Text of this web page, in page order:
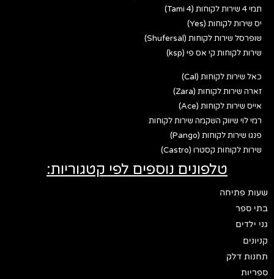
תמי 4 שירות לקוחות (Tami 4)
יס שירות לקוחות (Yes)
שופרסל שירות לקוחות (Shufersal)
שירות לקוחות קי אס פי (ksp)
כאל שירות לקוחות (Cal)
זארה שירות לקוחות (Zara)
אייס שירות לקוחות (Ace)
רמי לוי שיווק השקמה שירות לקוחות
פנגו שירות לקוחות (Pango)
שירות לקוחות קסטרו (Castro)
טלפונים נוספים לפי קטגוריות:
שעות פתיחה
בתי ספר
גני ילדים
קניונים
תחנות דלק
ספריות